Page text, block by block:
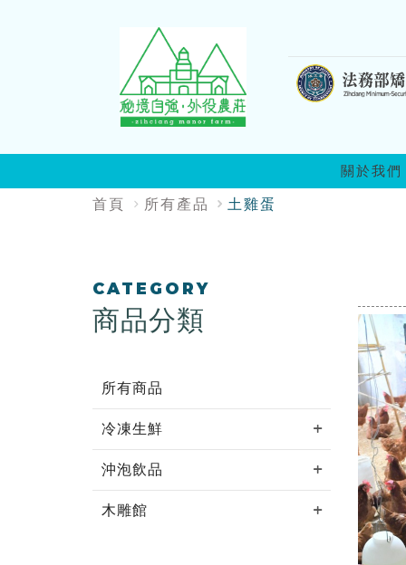
關於我們
:::
首頁 所有產品 土雞蛋
:::
CATEGORY
商品分類
所有商品
冷凍生鮮
沖泡飲品
木雕館